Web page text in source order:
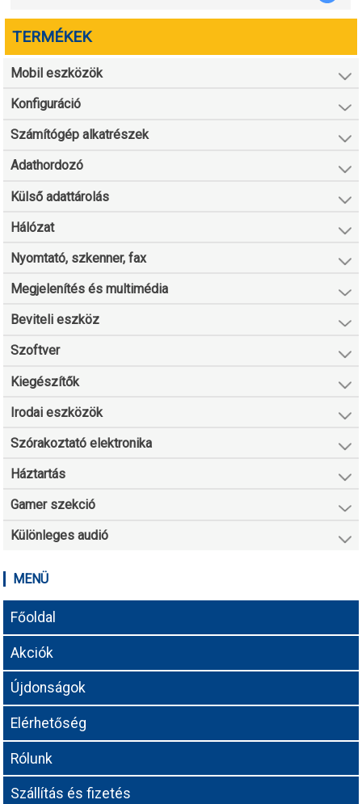
TERMÉKEK
Mobil eszközök
Konfiguráció
Számítógép alkatrészek
Adathordozó
Külső adattárolás
Hálózat
Nyomtató, szkenner, fax
Megjelenítés és multimédia
Beviteli eszköz
Szoftver
Kiegészítők
Irodai eszközök
Szórakoztató elektronika
Háztartás
Gamer szekció
Különleges audió
MENÜ
Főoldal
Akciók
Újdonságok
Elérhetőség
Rólunk
Szállítás és fizetés